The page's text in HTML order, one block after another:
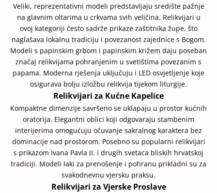
Veliki, reprezentativni modeli predstavljaju središte pažnje
na glavnim oltarima u crkvama svih veličina. Relikvijari u
ovoj kategoriji često sadrže prikaze zaštitnika župe, što
naglašava lokalnu tradiciju i povezanost zajednice s Bogom.
Modeli s papinskim grbom i papinskim križem daju poseban
značaj relikvijama pohranjenim u svetištima povezanim s
papama. Moderna rješenja uključuju i LED osvjetljenje koje
osigurava bolju izložbu relikvija tijekom liturgije.
Relikvijari za Kućne Kapelice
Kompaktne dimenzije savršeno se uklapaju u prostor kućnih
oratorija. Elegantni oblici koji odgovaraju stambenim
interijerima omogućuju očuvanje sakralnog karaktera bez
dominacije nad prostorom. Posebno su popularni relikvijari
s prikazom Ivana Pavla II. i drugih svetaca bliskih hrvatskoj
tradiciji. Modeli laki za prenošenje i pohranu prikladni su za
svakodnevnu vjersku praksu.
Relikvijari za Vjerske Proslave